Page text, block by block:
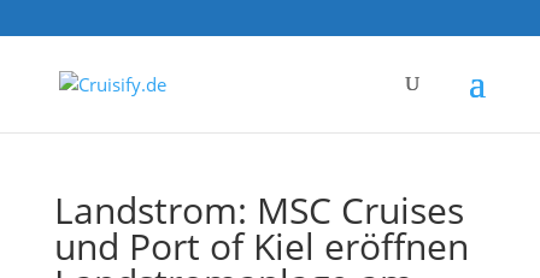
Landstrom: MSC Cruises
und Port of Kiel eröffnen